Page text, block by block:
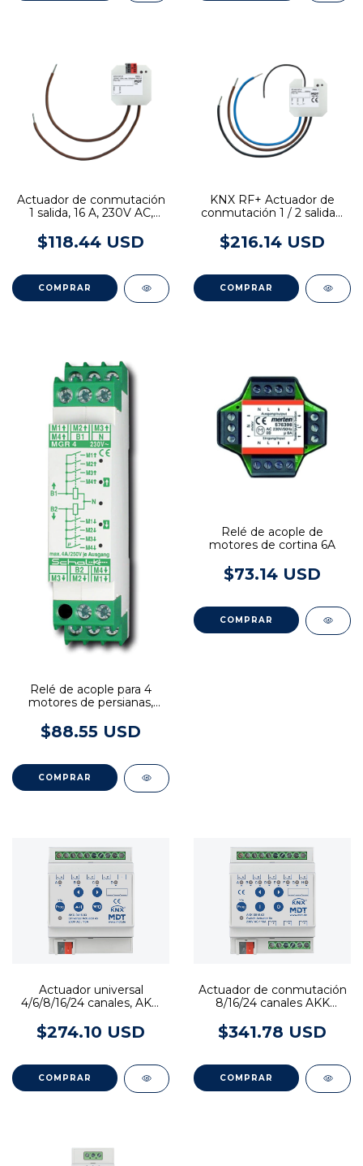
Actuador de conmutación
1 salida, 16 A, 230V AC,
$118.44 USD
COMPRAR
KNX RF+ Actuador de
conmutación 1 / 2 salidas,
empotrable
$216.14 USD
COMPRAR
Relé de acople para 4
motores de persianas,
$88.55 USD
Relé de acople de
motores de cortina 6A
$73.14 USD
Actuador universal
4/6/8/16/24 canales, AKU
$274.10 USD
COMPRAR
Actuador de conmutación
8/16/24 canales AKK
70 µF
$341.78 USD
COMPRAR